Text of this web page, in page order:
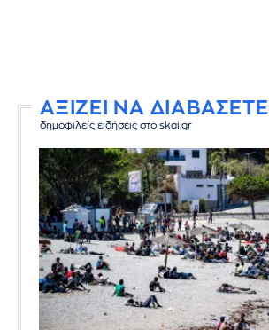
ΑΞΙΖΕΙ ΝΑ ΔΙΑΒΑΣΕΤΕ
δημοφιλείς ειδήσεις στο skai.gr